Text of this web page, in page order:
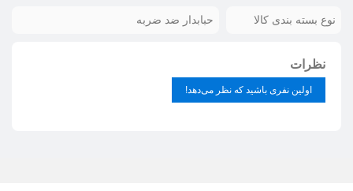
نوع بسته بندی کالا حبابدار ضد ضربه
نظرات
اولین نفری باشید که نظر می‌دهد!